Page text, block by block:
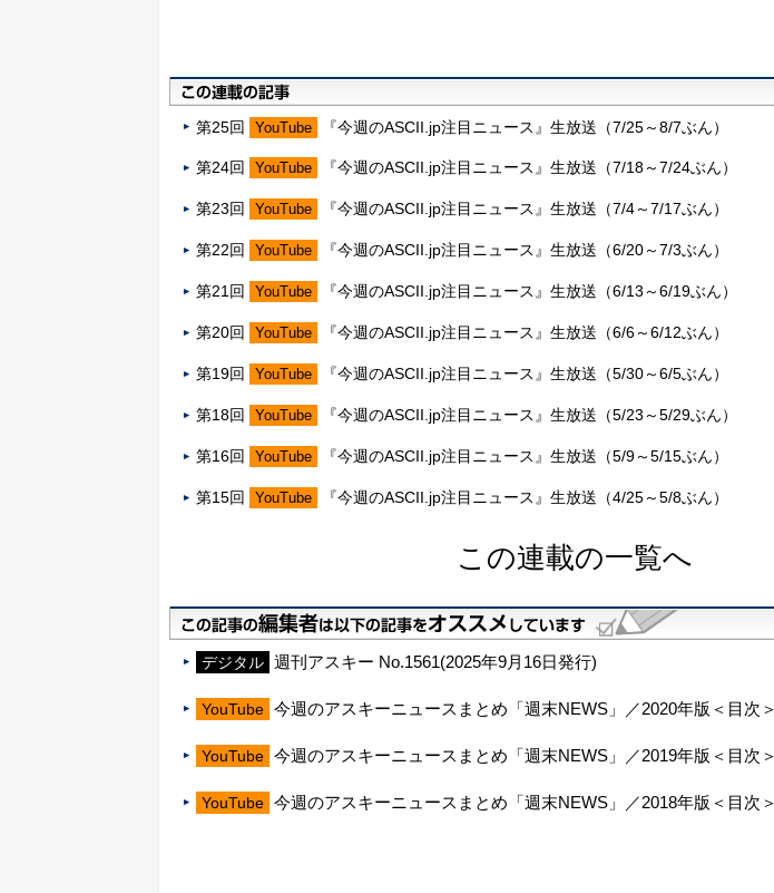
第25回 YouTube 『今週のASCII.jp注目ニュース』生放送（7/25～8/7ぶん）
第24回 YouTube 『今週のASCII.jp注目ニュース』生放送（7/18～7/24ぶん）
第23回 YouTube 『今週のASCII.jp注目ニュース』生放送（7/4～7/17ぶん）
第22回 YouTube 『今週のASCII.jp注目ニュース』生放送（6/20～7/3ぶん）
第21回 YouTube 『今週のASCII.jp注目ニュース』生放送（6/13～6/19ぶん）
第20回 YouTube 『今週のASCII.jp注目ニュース』生放送（6/6～6/12ぶん）
第19回 YouTube 『今週のASCII.jp注目ニュース』生放送（5/30～6/5ぶん）
第18回 YouTube 『今週のASCII.jp注目ニュース』生放送（5/23～5/29ぶん）
第16回 YouTube 『今週のASCII.jp注目ニュース』生放送（5/9～5/15ぶん）
第15回 YouTube 『今週のASCII.jp注目ニュース』生放送（4/25～5/8ぶん）
この連載の一覧へ
デジタル 週刊アスキー No.1561(2025年9月16日発行)
YouTube 今週のアスキーニュースまとめ「週末NEWS」／2020年版＜目次＞
YouTube 今週のアスキーニュースまとめ「週末NEWS」／2019年版＜目次＞
YouTube 今週のアスキーニュースまとめ「週末NEWS」／2018年版＜目次＞